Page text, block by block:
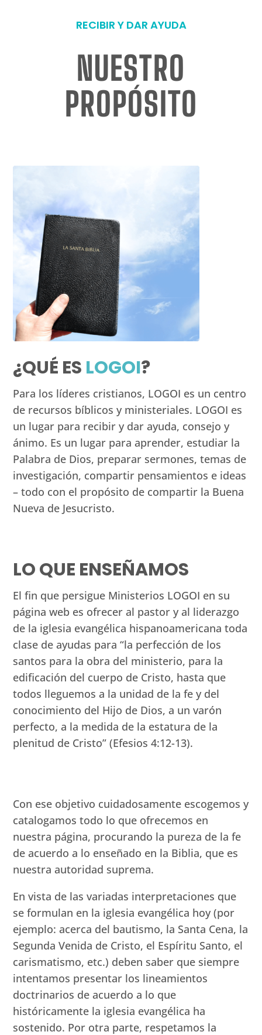
RECIBIR Y DAR AYUDA
NUESTRO
PROPÓSITO
¿QUÉ ES LOGOI?
Para los líderes cristianos, LOGOI es un centro
de recursos bíblicos y ministeriales. LOGOI es
un lugar para recibir y dar ayuda, consejo y
ánimo. Es un lugar para aprender, estudiar la
Palabra de Dios, preparar sermones, temas de
investigación, compartir pensamientos e ideas
– todo con el propósito de compartir la Buena
Nueva de Jesucristo.
LO QUE ENSEÑAMOS
El fin que persigue Ministerios LOGOI en su
página web es ofrecer al pastor y al liderazgo
de la iglesia evangélica hispanoamericana toda
clase de ayudas para “la perfección de los
santos para la obra del ministerio, para la
edificación del cuerpo de Cristo, hasta que
todos lleguemos a la unidad de la fe y del
conocimiento del Hijo de Dios, a un varón
perfecto, a la medida de la estatura de la
plenitud de Cristo” (Efesios 4:12-13).
Con ese objetivo cuidadosamente escogemos y
catalogamos todo lo que ofrecemos en
nuestra página, procurando la pureza de la fe
de acuerdo a lo enseñado en la Biblia, que es
nuestra autoridad suprema.
En vista de las variadas interpretaciones que
se formulan en la iglesia evangélica hoy (por
ejemplo: acerca del bautismo, la Santa Cena, la
Segunda Venida de Cristo, el Espíritu Santo, el
carismatismo, etc.) deben saber que siempre
intentamos presentar los lineamientos
doctrinarios de acuerdo a lo que
históricamente la iglesia evangélica ha
sostenido. Por otra parte, respetamos la